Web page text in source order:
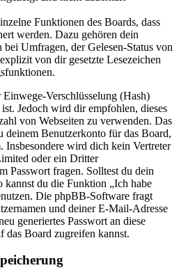
Funktionen des Boards, dass
werden. Dazu gehören dein
Umfragen, der Gelesen-Status von
von dir gesetzte Lesezeichen
Verschlüsselung (Hash)
ist. Jedoch wird dir empfohlen, dieses
von Webseiten zu verwenden. Das
deinem Benutzerkonto für das Board,
Insbesondere wird dich kein Vertreter
oder ein Dritter
Passwort fragen. Solltest du dein
kannst du die Funktion „Ich habe
Die phpBB-Software fragt
und deiner E-Mail-Adresse
generiertes Passwort an diese
das Board zugreifen kannst.